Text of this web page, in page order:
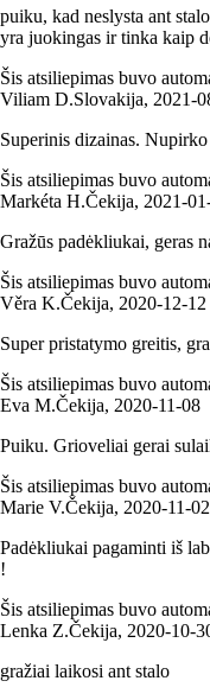
puiku, kad neslysta ant
yra juokingas ir tinka kaip
Šis atsiliepimas buvo
Viliam D.Slovakija,
Superinis dizainas.
Šis atsiliepimas buvo
Markéta H.Čekija,
Gražūs padėkliukai, geras
Šis atsiliepimas buvo
Věra K.Čekija, 2020‑12‑12
Super pristatymo greitis,
Šis atsiliepimas buvo
Eva M.Čekija, 2020‑11‑08
Puiku. Grioveliai gerai
Šis atsiliepimas buvo
Marie V.Čekija, 2020‑11‑02
Padėkliukai pagaminti iš
!
Šis atsiliepimas buvo
Lenka Z.Čekija,
gražiai laikosi ant stalo